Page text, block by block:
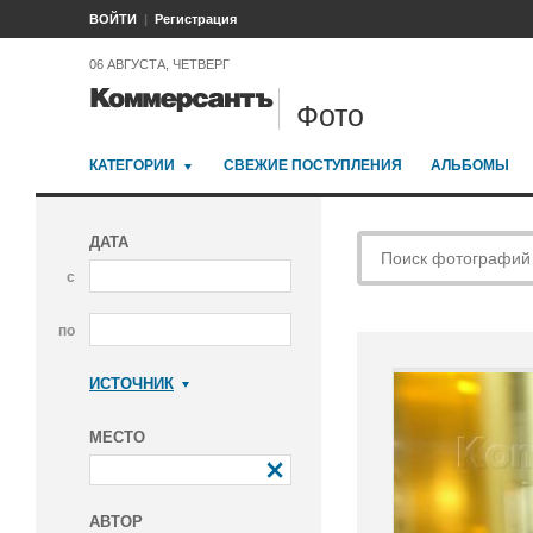
ВОЙТИ Регистрация
06 АВГУСТА, ЧЕТВЕРГ
Фото
КАТЕГОРИИ СВЕЖИЕ ПОСТУПЛЕНИЯ АЛЬБОМЫ
ДАТА
с
по
ИСТОЧНИК
МЕСТО
АВТОР